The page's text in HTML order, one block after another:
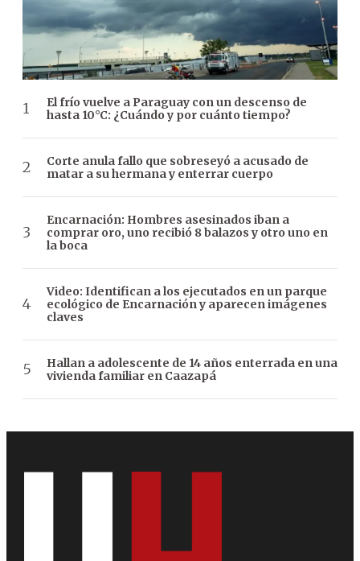
El frío vuelve a Paraguay con un descenso de
hasta 10°C: ¿Cuándo y por cuánto tiempo?
Corte anula fallo que sobreseyó a acusado de
matar a su hermana y enterrar cuerpo
Encarnación: Hombres asesinados iban a
comprar oro, uno recibió 8 balazos y otro uno en
la boca
Video: Identifican a los ejecutados en un parque
ecológico de Encarnación y aparecen imágenes
claves
Hallan a adolescente de 14 años enterrada en una
vivienda familiar en Caazapá